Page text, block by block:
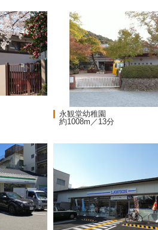
永観堂幼稚園
約1008m／13分